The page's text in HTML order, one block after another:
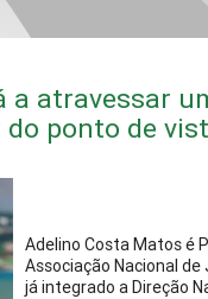
a atravessar
ponto de
Adelino Costa Matos é
Associação Nacional
já integrado a Direção